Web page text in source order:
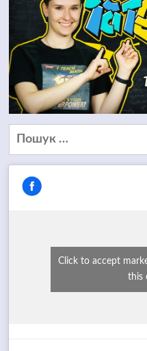
Пошук:
Click to accept
this